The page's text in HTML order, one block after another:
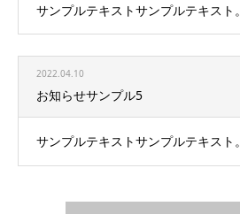
サンプルテキストサンプルテキスト。
2022.04.10
お知らせサンプル5
サンプルテキストサンプルテキスト。